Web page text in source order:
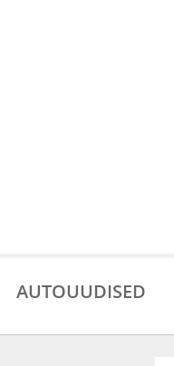
AUTOUUDISED